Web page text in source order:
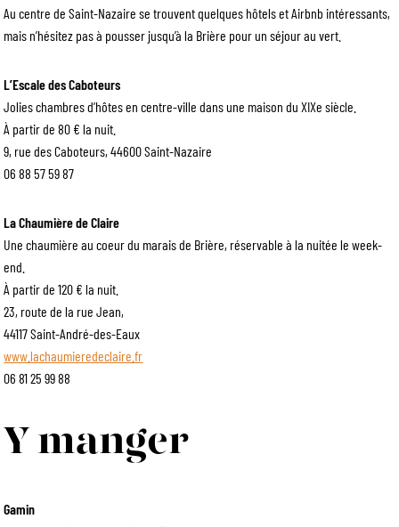
Au centre de Saint-Nazaire se trouvent quelques hôtels et Airbnb intéressants,
mais n’hésitez pas à pousser jusqu’à la Brière pour un séjour au vert.
L’Escale des Caboteurs
Jolies chambres d’hôtes en centre-ville dans une maison du XIXe siècle.
À partir de 80 € la nuit.
9, rue des Caboteurs, 44600 Saint-Nazaire
06 88 57 59 87
La Chaumière de Claire
Une chaumière au coeur du marais de Brière, réservable à la nuitée le week-
end.
À partir de 120 € la nuit.
23, route de la rue Jean,
44117 Saint-André-des-Eaux
www.lachaumieredeclaire.fr
06 81 25 99 88
Y manger
Gamin